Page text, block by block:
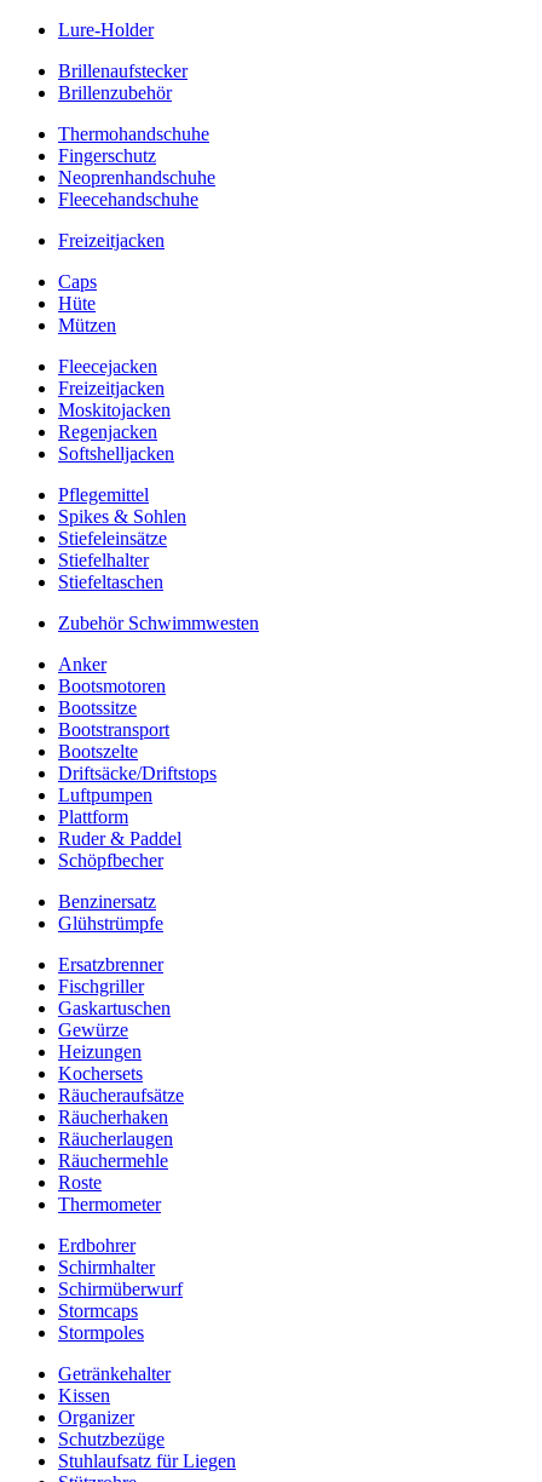
Lure-Holder
Brillenaufstecker
Brillenzubehör
Thermohandschuhe
Fingerschutz
Neoprenhandschuhe
Fleecehandschuhe
Freizeitjacken
Caps
Hüte
Mützen
Fleecejacken
Freizeitjacken
Moskitojacken
Regenjacken
Softshelljacken
Pflegemittel
Spikes & Sohlen
Stiefeleinsätze
Stiefelhalter
Stiefeltaschen
Zubehör Schwimmwesten
Anker
Bootsmotoren
Bootssitze
Bootstransport
Bootszelte
Driftsäcke/Driftstops
Luftpumpen
Plattform
Ruder & Paddel
Schöpfbecher
Benzinersatz
Glühstrümpfe
Ersatzbrenner
Fischgriller
Gaskartuschen
Gewürze
Heizungen
Kochersets
Räucheraufsätze
Räucherhaken
Räucherlaugen
Räuchermehle
Roste
Thermometer
Erdbohrer
Schirmhalter
Schirmüberwurf
Stormcaps
Stormpoles
Getränkehalter
Kissen
Organizer
Schutzbezüge
Stuhlaufsatz für Liegen